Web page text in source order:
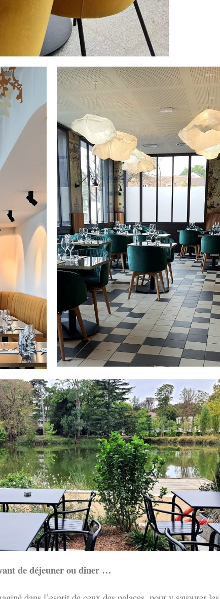
de déjeuner ou dîner …